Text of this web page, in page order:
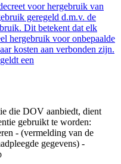
voor hergebruik van
geregeld d.m.v. de
Dit betekent dat elk
hergebruik voor onbepaalde
kosten aan verbonden zijn.
een
die DOV aanbiedt, dient
gebruikt te worden:
- (vermelding van de
gegevens) -